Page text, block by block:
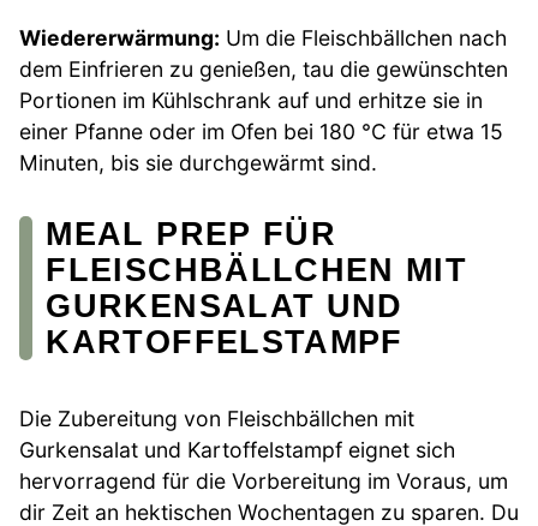
Wiedererwärmung: Um die Fleischbällchen nach
dem Einfrieren zu genießen, tau die gewünschten
Portionen im Kühlschrank auf und erhitze sie in
einer Pfanne oder im Ofen bei 180 °C für etwa 15
Minuten, bis sie durchgewärmt sind.
MEAL PREP FÜR
FLEISCHBÄLLCHEN MIT
GURKENSALAT UND
KARTOFFELSTAMPF
Die Zubereitung von Fleischbällchen mit
Gurkensalat und Kartoffelstampf eignet sich
hervorragend für die Vorbereitung im Voraus, um
dir Zeit an hektischen Wochentagen zu sparen. Du